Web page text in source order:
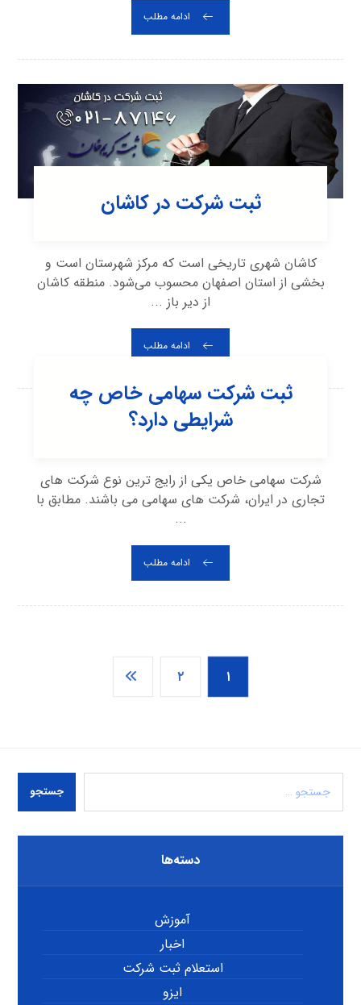
ادامه مطلب
ثبت شرکت در کاشان
کاشان شهری تاریخی است که مرکز شهرستان است و
بخشی از استان اصفهان محسوب می‌شود. منطقه کاشان
از دیر باز ...
ادامه مطلب
ثبت شرکت سهامی خاص چه
شرایطی دارد؟
شرکت سهامی خاص یکی از رایج ترین نوع شرکت های
تجاری در ایران، شرکت های سهامی می باشند. مطابق با
...
ادامه مطلب
۱ ۲
جستجو
دسته‌ها
آموزش
اخبار
استعلام ثبت شرکت
ایزو